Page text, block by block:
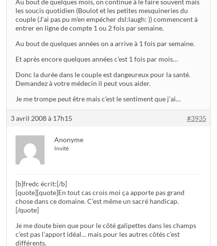
les soucis quotidien (Boulot et les petites mesquineries du
couple (J’ai pas pu m’en empécher dsl:laugh: )) commencent à
entrer en ligne de compte 1 ou 2 fois par semaine.
Au bout de quelques années on a arrive à 1 fois par semaine.
Et après encore quelques années c’est 1 fois par mois…
Donc la durée dans le couple est dangeureux pour la santé.
Demandez à votre médecin il peut vous aider.
Je me trompe peut être mais c’est le sentiment que j’ai…
3 avril 2008 à 17h15 #3935
Anonyme
Invité
[b]fredc écrit:[/b]
[quote][quote]En tout cas crois moi ça apporte pas grand
chose dans ce domaine. C’est même un sacré handicap.
[/quote]
Je me doute bien que pour le côté galipettes dans les champs
c’est pas l’apport idéal… mais pour les autres côtés c’est
différents.